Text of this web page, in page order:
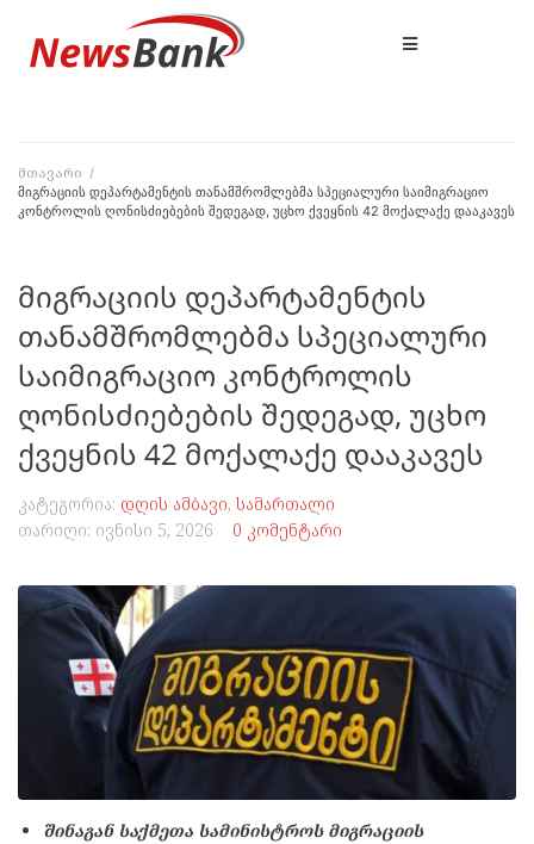
მთავარი /
მიგრაციის დეპარტამენტის თანამშრომლებმა სპეციალური საიმიგრაციო
კონტროლის ღონისძიებების შედეგად, უცხო ქვეყნის 42 მოქალაქე დააკავეს
მიგრაციის დეპარტამენტის
თანამშრომლებმა სპეციალური
საიმიგრაციო კონტროლის
ღონისძიებების შედეგად, უცხო
ქვეყნის 42 მოქალაქე დააკავეს
კატეგორია: დღის ამბავი, სამართალი
თარიღი: ივნისი 5, 2026 0 კომენტარი
შინაგან საქმეთა სამინისტროს მიგრაციის